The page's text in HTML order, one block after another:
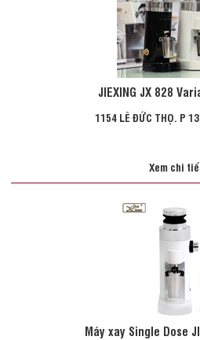
JIEXING JX 828
1154 LÊ ĐỨC THỌ. P
Xem chi
Máy xay Single Dose